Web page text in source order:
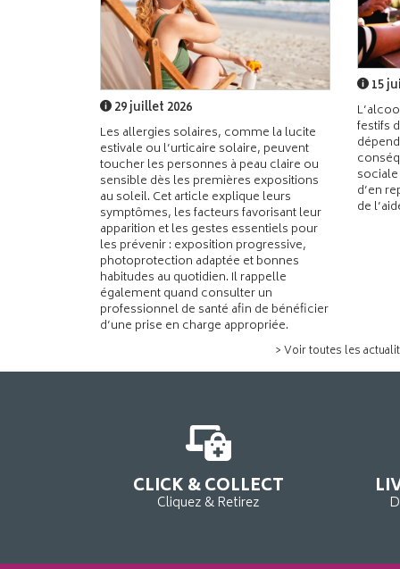
29 juillet 2026
Les allergies solaires, comme la lucite
estivale ou l’urticaire solaire, peuvent
toucher les personnes à peau claire ou
sensible dès les premières expositions
au soleil. Cet article explique leurs
symptômes, les facteurs favorisant leur
apparition et les gestes essentiels pour
les prévenir : exposition progressive,
photoprotection adaptée et bonnes
habitudes au quotidien. Il rappelle
également quand consulter un
professionnel de santé afin de bénéficier
d’une prise en charge appropriée.
15
festifs
d’en
de
> Voir toutes les
CLICK & COLLECT
Cliquez & Retirez